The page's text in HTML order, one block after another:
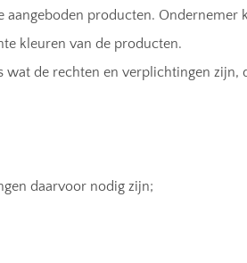
producten. Ondernemer
kleuren van de producten.
de rechten en verplichtingen zijn,
daarvoor nodig zijn;